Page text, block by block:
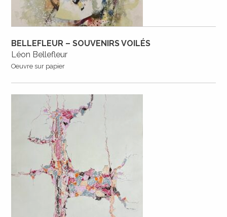
BELLEFLEUR – SOUVENIRS VOILÉS
Léon Bellefleur
Oeuvre sur papier